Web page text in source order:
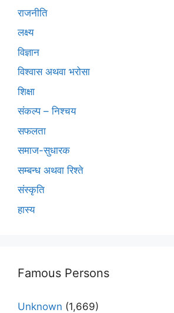
राजनीति
लक्ष्य
विज्ञान
विश्वास अथवा भरोसा
शिक्षा
संकल्प – निश्चय
सफलता
समाज-सुधारक
सम्बन्ध अथवा रिश्ते
संस्कृति
हास्य
Famous Persons
Unknown (1,669)